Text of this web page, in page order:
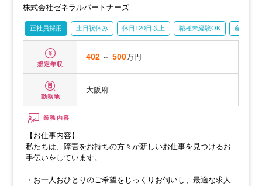
株式会社ゼネラルパートナーズ
正社員採用 土日祝休み 休日120日以上 職種未経験OK 産休・育
想定年収
402 ～500万円
勤務地
大阪府
業務内容
【お仕事内容】
私たちは、障害をお持ちの方々が新しいお仕事を見つけるお
手伝いをしています。
・お一人おひとりのご希望をじっくりお伺いし、最適な求人